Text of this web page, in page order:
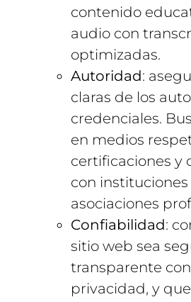
contenido
audio con
optimizadas.
Autoridad:
claras de los
credenciales.
en medios
certificaciones y
con
asociaciones
Confiabilidad:
sitio web sea
transparente
privacidad, y